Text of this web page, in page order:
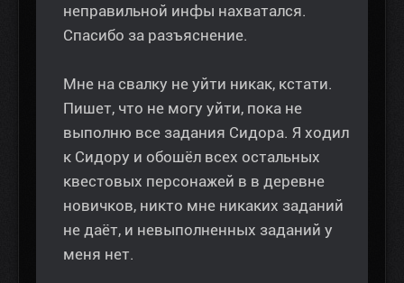
неправильной инфы нахватался.
Спасибо за разъяснение.
Мне на свалку не уйти никак, кстати.
Пишет, что не могу уйти, пока не
выполню все задания Сидора. Я ходил
к Сидору и обошёл всех остальных
квестовых персонажей в в деревне
новичков, никто мне никаких заданий
не даёт, и невыполненных заданий у
меня нет.